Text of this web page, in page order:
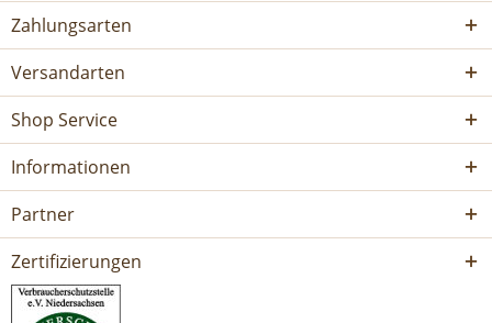
Zahlungsarten
Versandarten
Shop Service
Informationen
Partner
Zertifizierungen